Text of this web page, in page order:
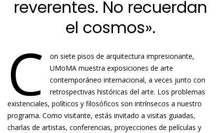
reverentes. No recuerdan
el cosmos».
C
on siete pisos de arquitectura impresionante,
UMoMA muestra exposiciones de arte
contemporáneo internacional, a veces junto con
retrospectivas históricas del arte. Los problemas
existenciales, políticos y filosóficos son intrínsecos a nuestro
programa. Como visitante, estás invitado a visitas guiadas,
charlas de artistas, conferencias, proyecciones de películas y